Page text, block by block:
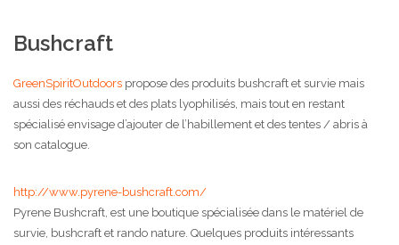
Bushcraft
GreenSpiritOutdoors propose des produits bushcraft et survie mais
aussi des réchauds et des plats lyophilisés, mais tout en restant
spécialisé envisage d’ajouter de l’habillement et des tentes / abris à
son catalogue.
http://www.pyrene-bushcraft.com/
Pyrene Bushcraft, est une boutique spécialisée dans le matériel de
survie, bushcraft et rando nature. Quelques produits intéressants